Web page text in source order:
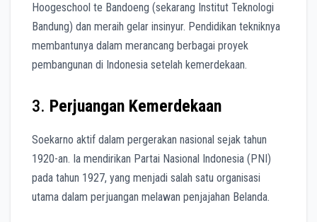
Hoogeschool te Bandoeng (sekarang Institut Teknologi
Bandung) dan meraih gelar insinyur. Pendidikan tekniknya
membantunya dalam merancang berbagai proyek
pembangunan di Indonesia setelah kemerdekaan.
3. Perjuangan Kemerdekaan
Soekarno aktif dalam pergerakan nasional sejak tahun
1920-an. Ia mendirikan Partai Nasional Indonesia (PNI)
pada tahun 1927, yang menjadi salah satu organisasi
utama dalam perjuangan melawan penjajahan Belanda.